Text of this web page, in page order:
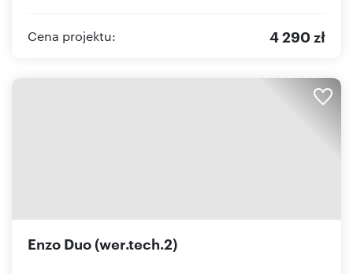
Cena projektu: 4 290 zł
Enzo Duo (wer.tech.2)